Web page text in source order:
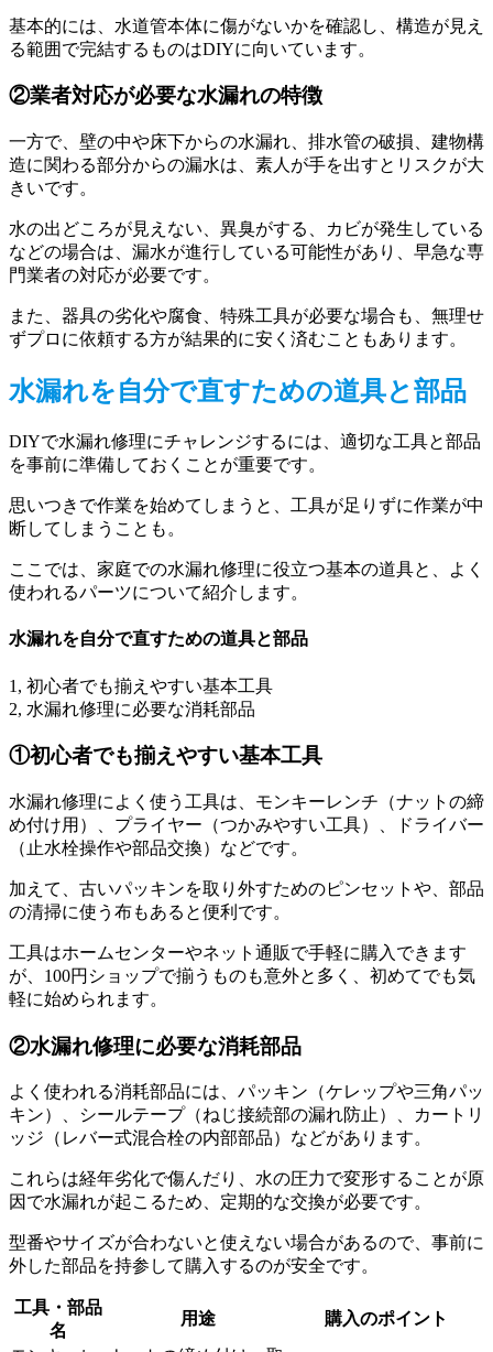
基本的には、水道管本体に傷がないかを確認し、構造が見え
る範囲で完結するものはDIYに向いています。
②業者対応が必要な水漏れの特徴
一方で、壁の中や床下からの水漏れ、排水管の破損、建物構
造に関わる部分からの漏水は、素人が手を出すとリスクが大
きいです。
水の出どころが見えない、異臭がする、カビが発生している
などの場合は、漏水が進行している可能性があり、早急な専
門業者の対応が必要です。
また、器具の劣化や腐食、特殊工具が必要な場合も、無理せ
ずプロに依頼する方が結果的に安く済むこともあります。
水漏れを自分で直すための道具と部品
DIYで水漏れ修理にチャレンジするには、適切な工具と部品
を事前に準備しておくことが重要です。
思いつきで作業を始めてしまうと、工具が足りずに作業が中
断してしまうことも。
ここでは、家庭での水漏れ修理に役立つ基本の道具と、よく
使われるパーツについて紹介します。
水漏れを自分で直すための道具と部品
1, 初心者でも揃えやすい基本工具
2, 水漏れ修理に必要な消耗部品
①初心者でも揃えやすい基本工具
水漏れ修理によく使う工具は、モンキーレンチ（ナットの締
め付け用）、プライヤー（つかみやすい工具）、ドライバー
（止水栓操作や部品交換）などです。
加えて、古いパッキンを取り外すためのピンセットや、部品
の清掃に使う布もあると便利です。
工具はホームセンターやネット通販で手軽に購入できます
が、100円ショップで揃うものも意外と多く、初めてでも気
軽に始められます。
②水漏れ修理に必要な消耗部品
よく使われる消耗部品には、パッキン（ケレップや三角パッ
キン）、シールテープ（ねじ接続部の漏れ防止）、カートリ
ッジ（レバー式混合栓の内部部品）などがあります。
これらは経年劣化で傷んだり、水の圧力で変形することが原
因で水漏れが起こるため、定期的な交換が必要です。
型番やサイズが合わないと使えない場合があるので、事前に
外した部品を持参して購入するのが安全です。
工具・部品
名
用途
購入のポイント